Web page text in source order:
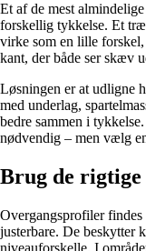
Et af de mest
forskellig tykkelse. Et
virke som en lille
kant, der både ser skæv
Løsningen er at udligne
med underlag,
bedre sammen i
nødvendig – men vælg
Brug de
Overgangsprofiler
justerbare. De beskytter